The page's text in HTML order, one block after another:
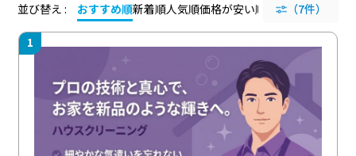
並び替え :
おすすめ順新着順人気順価格が安い順 評価が高い順
（7件）
1